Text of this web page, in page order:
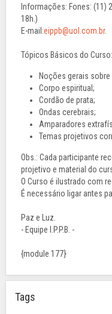
Informações: Fones: (11)
18h.)
E-mail:eippb@uol.com.br.
Tópicos Básicos do Curso:
Noções gerais
Corpo espiritual;
Cordão de prata;
Ondas cerebrais;
Amparadores
Temas projetivos
Obs.: Cada participante
projetivo e material do
O Curso é ilustrado com
É necessário ligar antes
Paz e Luz.
- Equipe I.P.P.B. -
{module 177}
Tags